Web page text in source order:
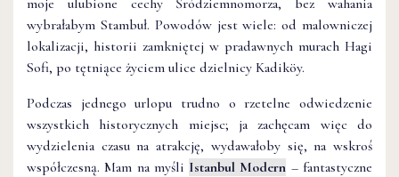
wybrałabym Stambuł. Powodów jest wiele: od malowniczej
lokalizacji, historii zamkniętej w pradawnych murach Hagi
Sofi, po tętniące życiem ulice dzielnicy Kadiköy.
Podczas jednego urlopu trudno o rzetelne odwiedzenie
wszystkich historycznych miejsc; ja zachęcam więc do
wydzielenia czasu na atrakcję, wydawałoby się, na wskroś
współczesną. Mam na myśli Istanbul Modern – fantastyczne